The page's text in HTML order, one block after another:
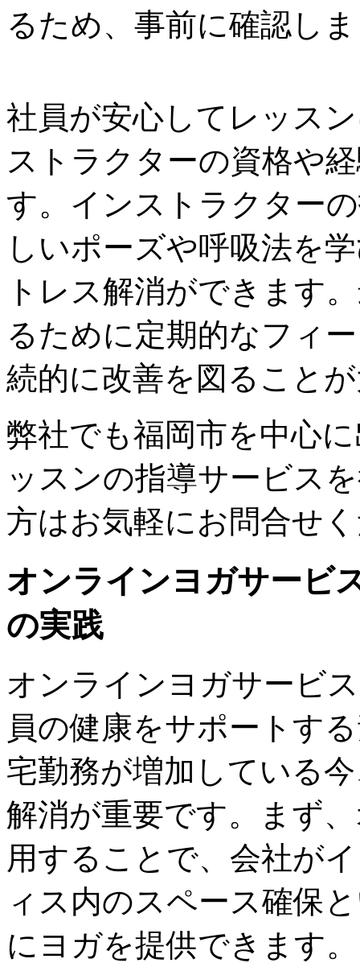
るため、事前に確認し
社員が安心してレッス
ストラクターの資格や
す。インストラクター
しいポーズや呼吸法を
トレス解消ができます
るために定期的なフィ
続的に改善を図ること
弊社でも福岡市を中心
ッスンの指導サービス
方はお気軽にお問合せ
オンラインヨガサービ
の実践
オンラインヨガサービ
員の健康をサポートす
宅勤務が増加している
解消が重要です。まず
用することで、会社が
ィス内のスペース確保
にヨガを提供できます。